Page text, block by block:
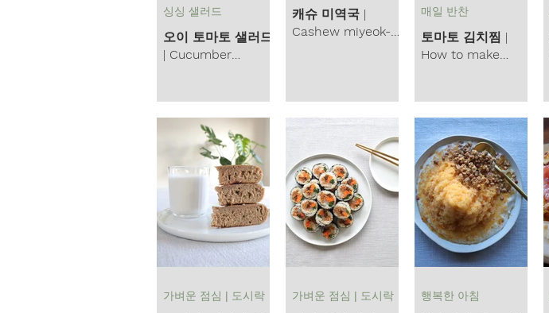
오이 토마토 샐러드
| Cucumber
싱싱 샐러드
캐슈 미역국 |
Cashew miyeok-
토마토 김치찜 |
How to make
매일 반찬
가벼운 점심 | 도시락 가벼운 점심 | 도시락 행복한 아침